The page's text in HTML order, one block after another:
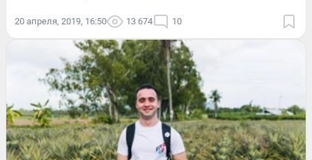
20 апреля, 2019, 16:50 13 674 10